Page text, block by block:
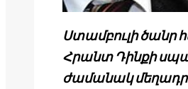
Ստամբուլի ծանր
Հրանտ Դինքի
ժամանակ